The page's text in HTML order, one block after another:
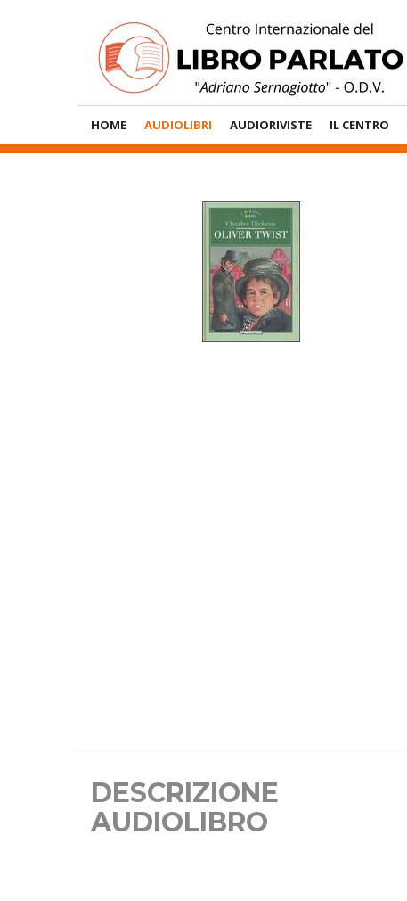
Menù
Principale
HOME AUDIOLIBRI AUDIORIVISTE IL CENTRO
DESCRIZIONE
AUDIOLIBRO